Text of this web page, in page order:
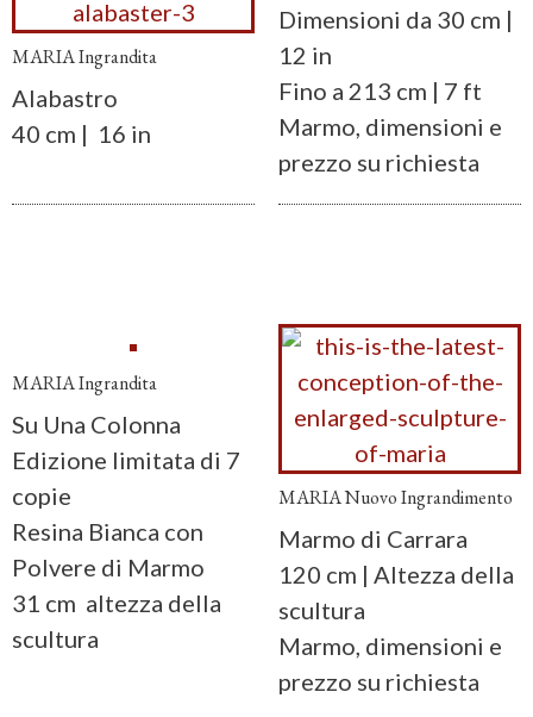
MARIA Ingrandita
Alabastro
40 cm | 16 in
Dimensioni da 30 cm |
12 in
Fino a 213 cm | 7 ft
Marmo, dimensioni e
prezzo su richiesta
MARIA Ingrandita
Su Una Colonna
Edizione limitata di 7
copie
Resina Bianca con
Polvere di Marmo
31 cm altezza della
scultura
MARIA Nuovo Ingrandimento
Marmo di Carrara
120 cm | Altezza della
scultura
Marmo, dimensioni e
prezzo su richiesta